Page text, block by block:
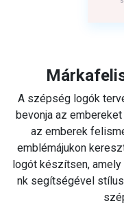
A szépség logók
bevonja az
az emberek
emblémájukon
logót készítsen,
nk segítségével